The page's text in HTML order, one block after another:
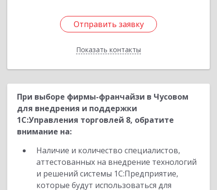
Отправить заявку
Показать контакты
Отправить заявку
Назад
При выборе фирмы-франчайзи в Чусовом
для внедрения и поддержки
1С:Управления торговлей 8, обратите
внимание на:
Наличие и количество специалистов,
аттестованных на внедрение технологий
и решений системы 1С:Предприятие,
которые будут использоваться для